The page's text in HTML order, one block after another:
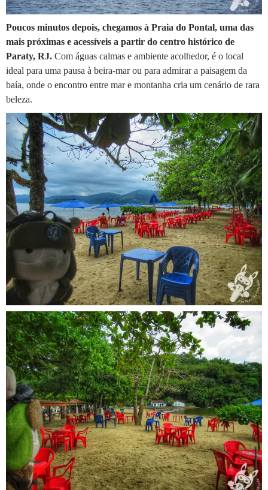
Poucos minutos depois, chegamos à Praia do Pontal, uma das
mais próximas e acessíveis a partir do centro histórico de
Paraty, RJ. Com águas calmas e ambiente acolhedor, é o local
ideal para uma pausa à beira-mar ou para admirar a paisagem da
baía, onde o encontro entre mar e montanha cria um cenário de rara
beleza.